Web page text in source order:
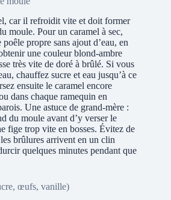
car il refroidit vite et doit former
moule. Pour un caramel à sec,
propre sans ajout d’eau, en
une couleur blond-ambre
très vite de doré à brûlé. Si vous
chauffez sucre et eau jusqu’à ce
ensuite le caramel encore
dans chaque ramequin en
Une astuce de grand-mère :
du moule avant d’y verser le
fige trop vite en bosses. Évitez de
brûlures arrivent en un clin
quelques minutes pendant que
œufs, vanille)